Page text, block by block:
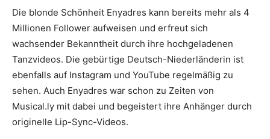
Die blonde Schönheit Enyadres kann bereits mehr als 4
Millionen Follower aufweisen und erfreut sich
wachsender Bekanntheit durch ihre hochgeladenen
Tanzvideos. Die gebürtige Deutsch-Niederländerin ist
ebenfalls auf Instagram und YouTube regelmäßig zu
sehen. Auch Enyadres war schon zu Zeiten von
Musical.ly mit dabei und begeistert ihre Anhänger durch
originelle Lip-Sync-Videos.